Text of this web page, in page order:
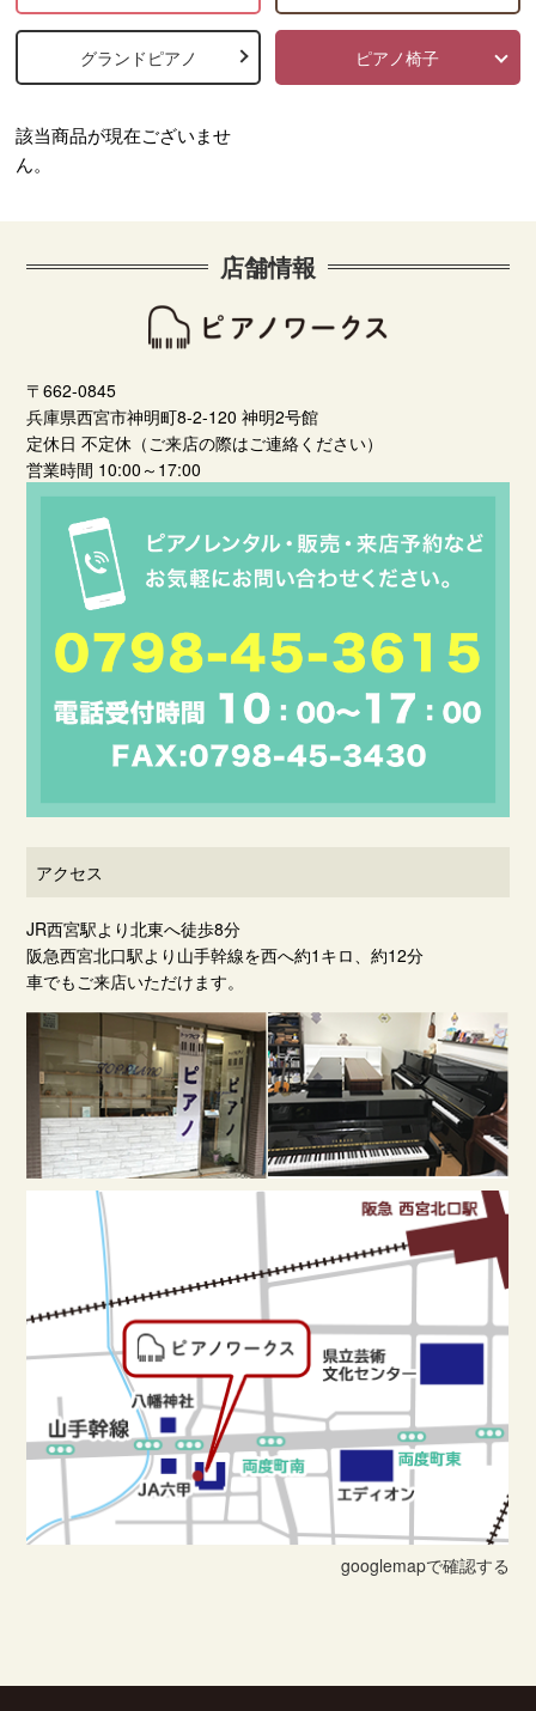
グランドピアノ ピアノ椅子
該当商品が現在ございませ
ん。
店舗情報
〒662-0845
兵庫県西宮市神明町8-2-120 神明2号館
定休日 不定休（ご来店の際はご連絡ください）
営業時間 10:00～17:00
アクセス
JR西宮駅より北東へ徒歩8分
阪急西宮北口駅より山手幹線を西へ約1キロ、約12分
車でもご来店いただけます。
googlemapで確認する